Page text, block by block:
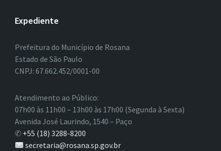
Expediente
Prefeitura do Município de Rosana
Estado de São Paulo
CNPJ: 67.662.452/0001-00
Atendimento ao Público:
07h00 às 11h00 – 13h00 às 17h00 (Segunda à Sexta)
Avenida José Laurindo, 1540 – Paço
✆ +55 (18) 3288-8200
secretaria@rosana.sp.gov.br